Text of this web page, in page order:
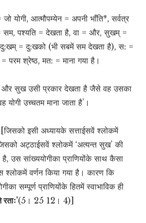
योगी, आत्मौपम्येन = अपनी भाँति*, सर्वत्र
सम, पश्यति = देखता है, वा = और, सुखम् =
= दु:खको (भी सबमें सम देखता है), स: =
= परम श्रेष्ठ, मत: = माना गया है।
और सुख उसी प्रकार देखता है जैसे वह उसका
उच्चतम माना जाता है’।
[जिसको इसी अध्यायके सत्ताईसवें श्लोकमें
अट्ठाईसवें श्लोकमें ‘अत्यन्त सुख’ की
है, उस सांख्ययोगीका प्राणियोंके साथ कैसा
श्लोकमें वर्णन किया गया है। कारण कि
सम्पूर्ण प्राणियोंके हितमें स्वाभाविक ही
(5। 25 12। 4)]